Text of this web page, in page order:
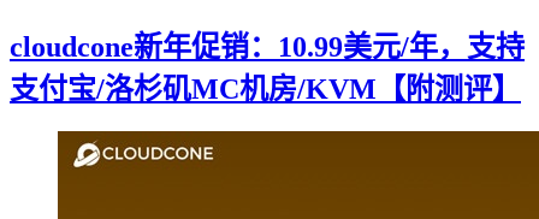
cloudcone新年促销：10.99美元/年，支持
支付宝/洛杉矶MC机房/KVM【附测评】